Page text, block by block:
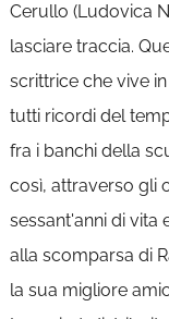
Cerullo (Ludovica
lasciare traccia.
scrittrice che vive
tutti ricordi del
fra i banchi della
così, attraverso gli
sessant'anni di vita
alla scomparsa di
la sua migliore